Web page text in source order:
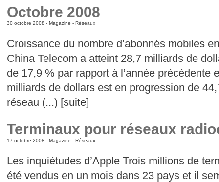
Octobre 2008
30 octobre 2008 - Magazine - Réseaux
Croissance du nombre d’abonnés mobiles
China Telecom a atteint 28,7 milliards de
de 17,9 % par rapport à l’année précédente
milliards de dollars est en progression de
réseau (...) [suite]
Terminaux pour réseaux
17 octobre 2008 - Magazine - Réseaux
Les inquiétudes d’Apple Trois millions de
été vendus en un mois dans 23 pays et il